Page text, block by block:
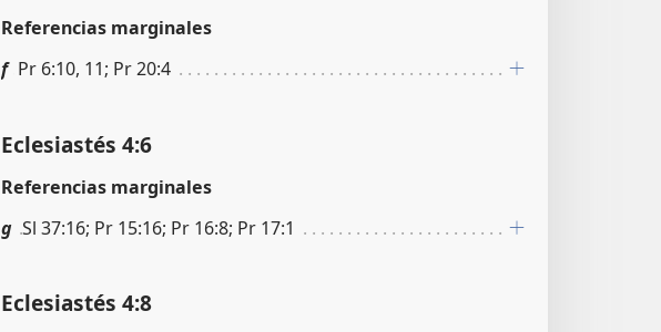
Referencias marginales
f Pr 6:10, 11; Pr 20:4
Eclesiastés 4:6
Referencias marginales
g Sl 37:16; Pr 15:16; Pr 16:8; Pr 17:1
Eclesiastés 4:8